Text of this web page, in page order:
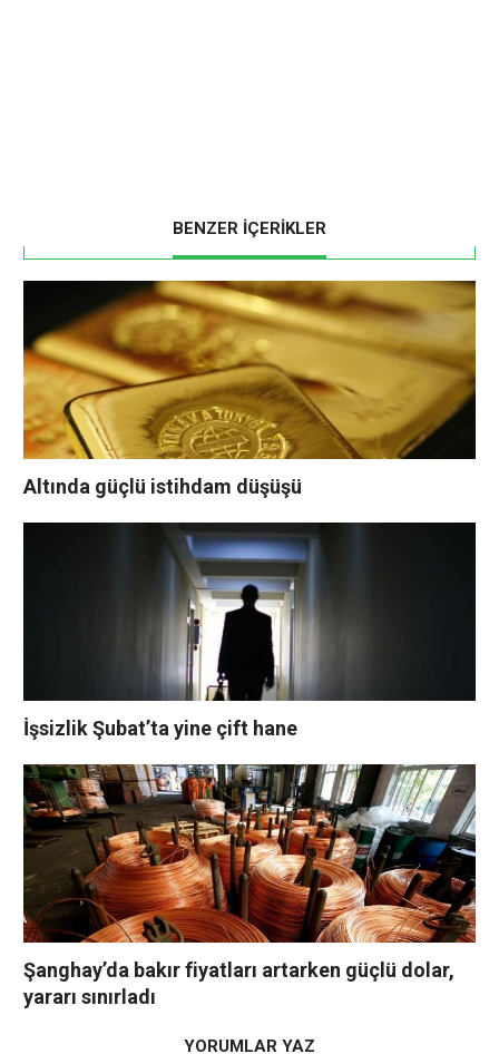
BENZER İÇERİKLER
Altında güçlü istihdam düşüşü
İşsizlik Şubat’ta yine çift hane
Şanghay’da bakır fiyatları artarken güçlü dolar,
yararı sınırladı
YORUMLAR YAZ